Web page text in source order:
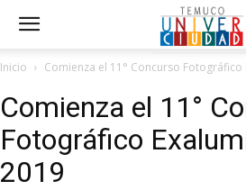
Inicio Comienza el 11° Concurso Fotográfico
Comienza el 11°
Fotográfico
2019